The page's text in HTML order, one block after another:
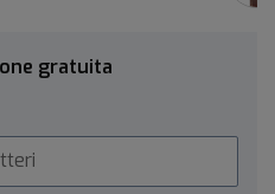
gratuita